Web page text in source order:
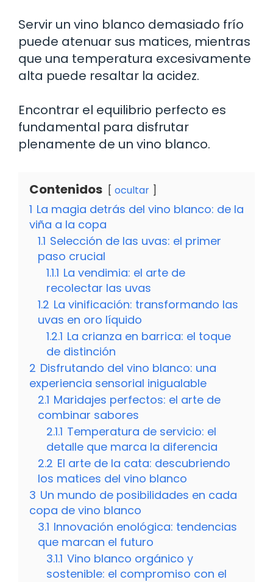
Servir un vino blanco demasiado frío
puede atenuar sus matices, mientras
que una temperatura excesivamente
alta puede resaltar la acidez.
Encontrar el equilibrio perfecto es
fundamental para disfrutar
plenamente de un vino blanco.
Contenidos ocultar
1 La magia detrás del vino blanco: de la
viña a la copa
1.1 Selección de las uvas: el primer
paso crucial
1.1.1 La vendimia: el arte de
recolectar las uvas
1.2 La vinificación: transformando las
uvas en oro líquido
1.2.1 La crianza en barrica: el toque
de distinción
2 Disfrutando del vino blanco: una
experiencia sensorial inigualable
2.1 Maridajes perfectos: el arte de
combinar sabores
2.1.1 Temperatura de servicio: el
detalle que marca la diferencia
2.2 El arte de la cata: descubriendo
los matices del vino blanco
3 Un mundo de posibilidades en cada
copa de vino blanco
3.1 Innovación enológica: tendencias
que marcan el futuro
3.1.1 Vino blanco orgánico y
sostenible: el compromiso con el